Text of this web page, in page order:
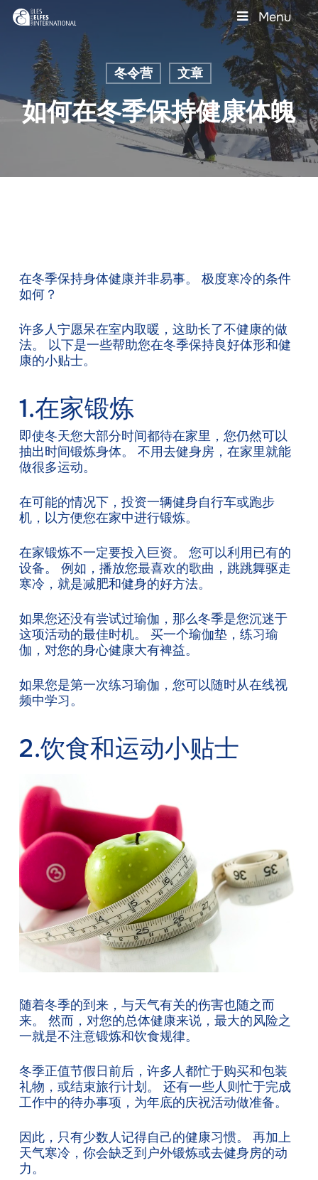
Skip
content
Menu
冬令营 文章
如何在冬季保持健康体魄
在冬季保持身体健康并非易事。 极度寒冷的条件
如何？
许多人宁愿呆在室内取暖，这助长了不健康的做
法。 以下是一些帮助您在冬季保持良好体形和健
康的小贴士。
1.在家锻炼
即使冬天您大部分时间都待在家里，您仍然可以
抽出时间锻炼身体。 不用去健身房，在家里就能
做很多运动。
在可能的情况下，投资一辆健身自行车或跑步
机，以方便您在家中进行锻炼。
在家锻炼不一定要投入巨资。 您可以利用已有的
设备。 例如，播放您最喜欢的歌曲，跳跳舞驱走
寒冷，就是减肥和健身的好方法。
如果您还没有尝试过瑜伽，那么冬季是您沉迷于
这项活动的最佳时机。 买一个瑜伽垫，练习瑜
伽，对您的身心健康大有裨益。
如果您是第一次练习瑜伽，您可以随时从在线视
频中学习。
2.饮食和运动小贴士
随着冬季的到来，与天气有关的伤害也随之而
来。 然而，对您的总体健康来说，最大的风险之
一就是不注意锻炼和饮食规律。
冬季正值节假日前后，许多人都忙于购买和包装
礼物，或结束旅行计划。 还有一些人则忙于完成
工作中的待办事项，为年底的庆祝活动做准备。
因此，只有少数人记得自己的健康习惯。 再加上
天气寒冷，你会缺乏到户外锻炼或去健身房的动
力。
Close
Menu